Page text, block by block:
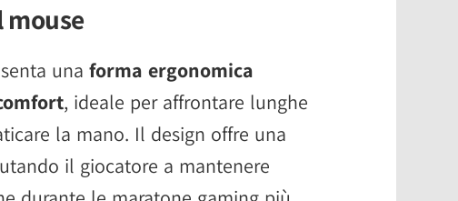
una forma ergonomica
, ideale per affrontare lunghe
la mano. Il design offre una
il giocatore a mantenere